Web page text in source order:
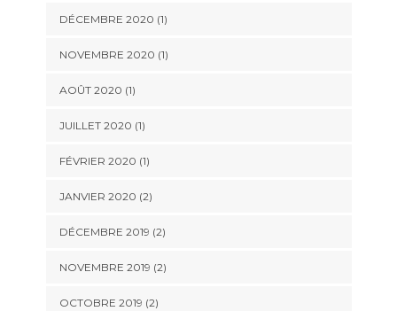
DÉCEMBRE 2020 (1)
NOVEMBRE 2020 (1)
AOÛT 2020 (1)
JUILLET 2020 (1)
FÉVRIER 2020 (1)
JANVIER 2020 (2)
DÉCEMBRE 2019 (2)
NOVEMBRE 2019 (2)
OCTOBRE 2019 (2)